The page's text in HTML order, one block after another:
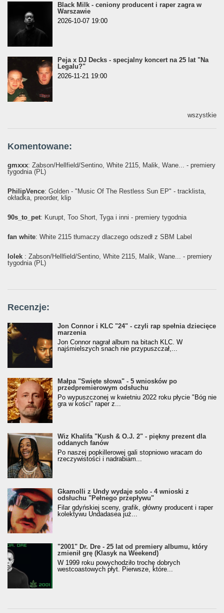
Black Milk - ceniony producent i raper zagra w
Warszawie
2026-10-07 19:00
Peja x DJ Decks - specjalny koncert na 25 lat "Na
Legalu?"
2026-11-21 19:00
wszystkie
Komentowane:
gmxxx: Żabson/Hellfield/Sentino, White 2115, Malik, Wane... - premiery
tygodnia (PL)
PhilipVence: Golden - "Music Of The Restless Sun EP" - tracklista,
okładka, preorder, klip
90s_to_pet: Kurupt, Too Short, Tyga i inni - premiery tygodnia
fan white: White 2115 tłumaczy dlaczego odszedł z SBM Label
lolek : Żabson/Hellfield/Sentino, White 2115, Malik, Wane... - premiery
tygodnia (PL)
Recenzje:
Jon Connor i KLC "24" - czyli rap spełnia dziecięce
marzenia
Jon Connor nagrał album na bitach KLC. W
najśmielszych snach nie przypuszczał,...
Małpa "Święte słowa" - 5 wniosków po
przedpremierowym odsłuchu
Po wypuszczonej w kwietniu 2022 roku płycie "Bóg nie
gra w kości" raper z...
Wiz Khalifa "Kush & O.J. 2" - piękny prezent dla
oddanych fanów
Po naszej popkillerowej gali stopniowo wracam do
rzeczywistości i nadrabiam...
Gkamolli z Undy wydaje solo - 4 wnioski z
odsłuchu "Pełnego przepływu"
Filar gdyńskiej sceny, grafik, główny producent i raper
kolektywu Undadasea już...
"2001" Dr. Dre - 25 lat od premiery albumu, który
zmienił grę (Klasyk na Weekend)
W 1999 roku powychodziło trochę dobrych
westcoastowych płyt. Pierwsze, które...